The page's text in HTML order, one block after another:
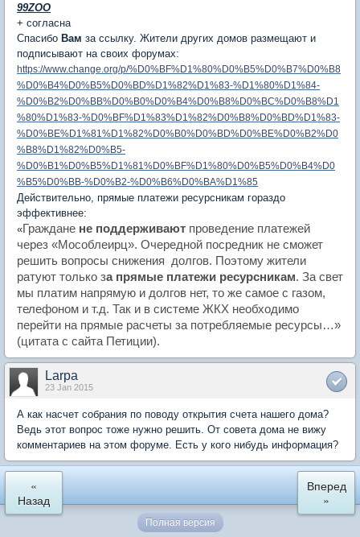
99ZOO
+ согласна
Спасибо Вам за ссылку. Жители других домов размещают и
подписывают на своих форумах:
https://www.change.org/p/%D0%BF%D1%80%D0%B5%D0%B7%D0%B8
%D0%B4%D0%B5%D0%BD%D1%82%D1%83-%D1%80%D1%84-
%D0%B2%D0%BB%D0%B0%D0%B4%D0%B8%D0%BC%D0%B8%D1
%80%D1%83-%D0%BF%D1%83%D1%82%D0%B8%D0%BD%D1%83-
%D0%BE%D1%81%D1%82%D0%B0%D0%BD%D0%BE%D0%B2%D0
%B8%D1%82%D0%B5-
%D0%B1%D0%B5%D1%81%D0%BF%D1%80%D0%B5%D0%B4%D0
%B5%D0%BB-%D0%B2-%D0%B6%D0%BA%D1%85
Действительно, прямые платежи ресурсникам гораздо
эффективнее:
«Граждане не поддерживают проведение платежей
через «Мособлеирц». Очередной посредник не сможет
решить вопросы снижения долгов. Поэтому жители
ратуют только за прямые платежи ресурсникам. За свет
мы платим напрямую и долгов нет, то же самое с газом,
телефоном и т.д. Так и в системе ЖКХ необходимо
перейти на прямые расчеты за потребляемые ресурсы…»
(цитата с сайта Петиции).
Larpa
23 Jan 2015
А как насчет собрания по поводу открытия счета нашего дома?
Ведь этот вопрос тоже нужно решить. От совета дома не вижу
комментариев на этом форуме. Есть у кого нибудь информация?
«
Назад
Вперед
»
Полная версия